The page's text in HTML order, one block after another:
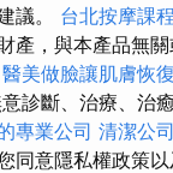
議。 台北按摩課程
產，與本產品無關
醫美做臉讓肌膚恢
診斷、治療、治
專業公司 清潔公
同意隱私權政策